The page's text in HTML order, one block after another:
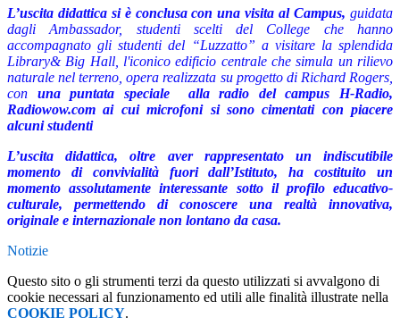
L’uscita didattica si è conclusa con una visita al Campus, guidata
dagli Ambassador, studenti scelti del College che hanno
accompagnato gli studenti del “Luzzatto” a visitare la splendida
Library& Big Hall, l'iconico edificio centrale che simula un rilievo
naturale nel terreno, opera realizzata su progetto di Richard Rogers,
con una puntata speciale alla radio del campus H-Radio,
Radiowow.com ai cui microfoni si sono cimentati con piacere
alcuni studenti
L’uscita didattica, oltre aver rappresentato un indiscutibile
momento di convivialità fuori dall’Istituto, ha costituito un
momento assolutamente interessante sotto il profilo educativo-
culturale, permettendo di conoscere una realtà innovativa,
originale e internazionale non lontano da casa.
Notizie
Questo sito o gli strumenti terzi da questo utilizzati si avvalgono di
cookie necessari al funzionamento ed utili alle finalità illustrate nella
COOKIE POLICY.